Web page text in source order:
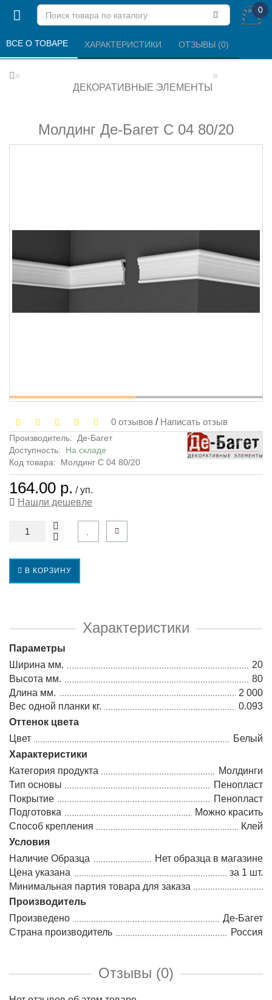
0
ДЕКОРАТИВНЫЕ ЭЛЕМЕНТЫ
Молдинг Де-Багет С 04 80/20
ВСЕ О ТОВАРЕ ХАРАКТЕРИСТИКИ ОТЗЫВЫ (0)
0 отзывов / Написать отзыв
Производитель:
Де-Багет
Доступность: На складе
Код товара:
Молдинг С 04 80/20
164.00 р. / уп.
Нашли дешевле
В КОРЗИНУ
Характеристики
Параметры
Ширина мм.
20
Высота мм.
80
Длина мм.
2 000
Вес одной планки кг.
0.093
Оттенок цвета
Цвет
Белый
Характеристики
Категория продукта
Молдинги
Тип основы
Пенопласт
Покрытие
Пенопласт
Подготовка
Можно красить
Способ крепления
Клей
Условия
Наличие Образца
Нет образца в магазине
Цена указана
за 1 шт.
Минимальная партия товара для заказа
Производитель
Произведено
Де-Багет
Страна производитель
Россия
Отзывы (0)